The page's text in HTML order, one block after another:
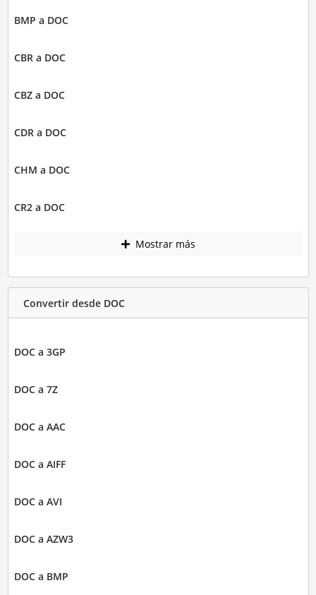
BMP a DOC
CBR a DOC
CBZ a DOC
CDR a DOC
CHM a DOC
CR2 a DOC
Mostrar más
Convertir desde DOC
DOC a 3GP
DOC a 7Z
DOC a AAC
DOC a AIFF
DOC a AVI
DOC a AZW3
DOC a BMP